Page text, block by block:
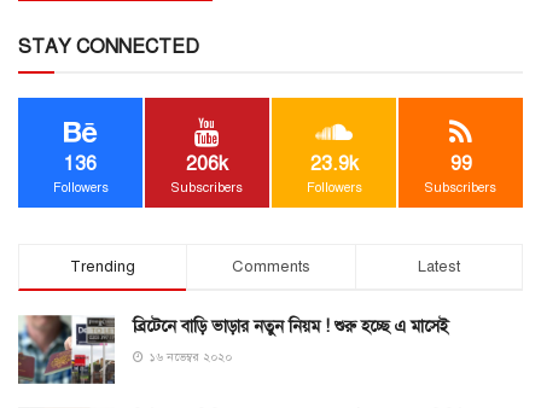
STAY CONNECTED
136
Followers
206k
Subscribers
23.9k
Followers
99
Subscribers
Trending Comments Latest
ব্রিটেনে বাড়ি ভাড়ার নতুন নিয়ম ! শুরু হচ্ছে এ মাসেই
১৬ নভেম্বর ২০২০